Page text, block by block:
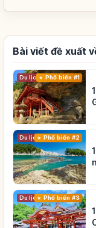
Bài viết đề xuất
Du lịch Phổ biến #1
Du lịch Phổ biến #2
Du lịch Phổ biến #3